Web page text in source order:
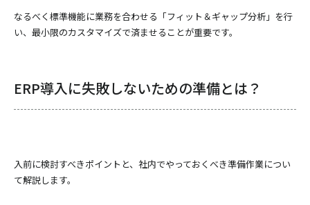
なるべく標準機能に業務を合わせる「フィット＆ギャップ分析」を行
い、最小限のカスタマイズで済ませることが重要です。
ERP導入に失敗しないための準備とは？
入前に検討すべきポイントと、社内でやっておくべき準備作業につい
て解説します。